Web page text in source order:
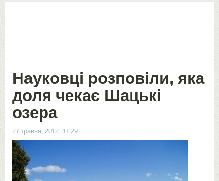
Науковці розповіли, яка
доля чекає Шацькі
озера
27 травня, 2012, 11:29